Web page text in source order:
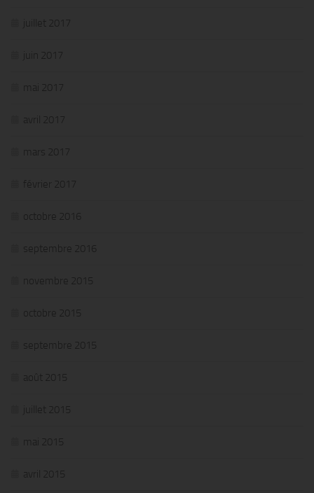
juillet 2017
juin 2017
mai 2017
avril 2017
mars 2017
février 2017
octobre 2016
septembre 2016
novembre 2015
octobre 2015
septembre 2015
août 2015
juillet 2015
mai 2015
avril 2015